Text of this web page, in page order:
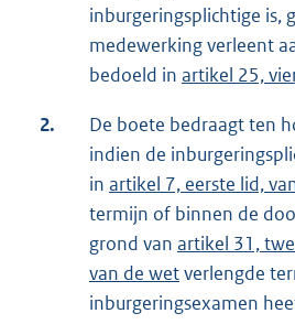
inburgeringsplichtige is,
medewerking verleent
bedoeld in artikel 25,
2.
De boete bedraagt ten
indien de
in artikel 7, eerste lid,
termijn of binnen de
grond van artikel 31,
van de wetverlengde
inburgeringsexamen